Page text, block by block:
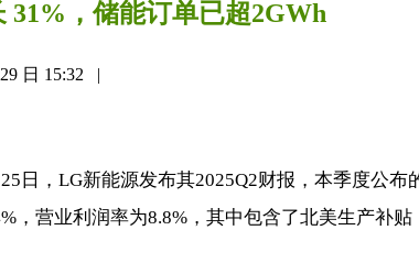
31%，储能订单已超2GWh
日 15:32 |
日，LG新能源发布其2025Q2财报，本季度公
，营业利润率为8.8%，其中包含了北美生产补贴